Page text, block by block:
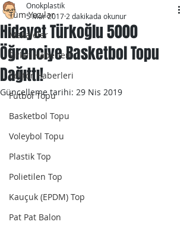
Tüm Yazılar
Makaleler
Şirket Haberleri
Sektör Haberleri
Futbol Topu
Basketbol Topu
Voleybol Topu
Plastik Top
Polietilen Top
Kauçuk (EPDM) Top
Pat Pat Balon
Hidayet Türkoğlu 5000
Öğrenciye Basketbol Topu
Dağıttı!
Onokplastik
5 Mar 2017 2 dakikada okunur
Güncelleme tarihi: 29 Nis 2019